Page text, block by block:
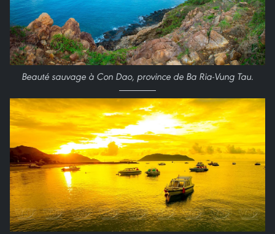
Beauté sauvage à Con Dao, province de Ba Ria-Vung Tau.